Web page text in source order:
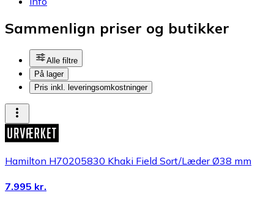
Sammenlign priser og butikker
Alle filtre
På lager
Pris inkl. leveringsomkostninger
Hamilton H70205830 Khaki Field Sort/Læder Ø38 mm
7.995 kr.